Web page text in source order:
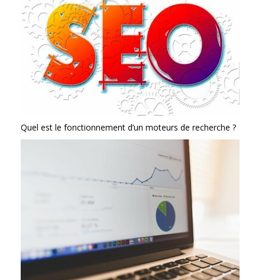
Quel est le fonctionnement d’un moteurs de recherche ?